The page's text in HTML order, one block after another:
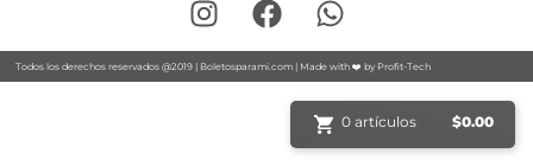
Todos los derechos reservados @2019 | Boletosparami.com | Made with ❤️ by Profit-Tech
0 artículos $0.00